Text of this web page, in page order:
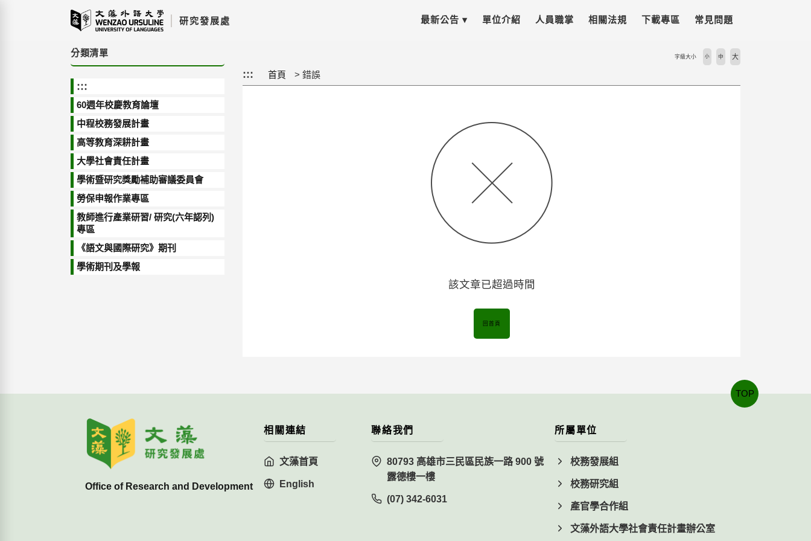
分類清單
:::
60週年校慶教育論壇
中程校務發展計畫
高等教育深耕計畫
大學社會責任計畫
學術暨研究獎勵補助審議委員會
勞保申報作業專區
教師進行產業研習/ 研究(六年認列)
專區
《語文與國際研究》期刊
學術期刊及學報
::: 首頁 錯誤
字級大小 小 中 大
該文章已超過時間
回首頁
Office of Research and Development
相關連結
文藻首頁
English
聯絡我們
80793 高雄市三民區民族一路 900 號
露德樓一樓
(07) 342-6031
所屬單位
校務發展組
校務研究組
產官學合作組
文藻外語大學社會責任計畫辦公室
TOP
研究發展處 最新公告 ▾ 單位介紹 人員職掌 相關法規 下載專區 常見問題